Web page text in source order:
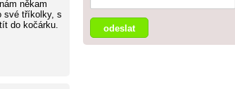
někam
své tříkolky, s
do kočárku.